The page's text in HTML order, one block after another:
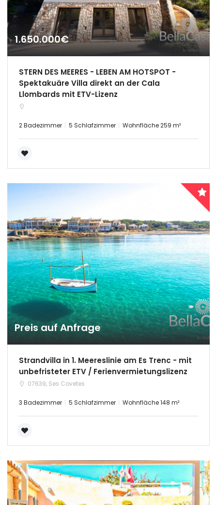
1.650.000€
STERN DES MEERES - LEBEN AM HOTSPOT -
Spektakuäre Villa direkt an der Cala
Llombards mit ETV-Lizenz
2 Badezimmer 5 Schlafzimmer Wohnfläche 259 m²
Preis auf Anfrage
Strandvilla in 1. Meereslinie am Es Trenc - mit
unbefristeter ETV / Ferienvermietungslizenz
07639, Ses Covetes
3 Badezimmer 5 Schlafzimmer Wohnfläche 148 m²
Sign In